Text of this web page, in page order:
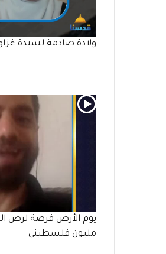
ولادة صادمة لسيدة
مليون فلسطيني